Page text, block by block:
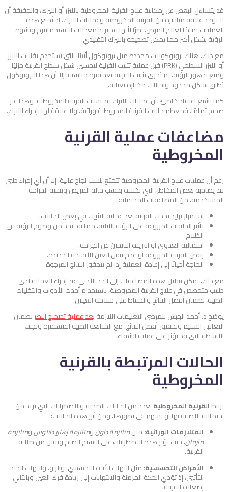
قد يتساءل البعض عن إمكانية علاج القرنية المخروطية بالليزر أو الليزك، والحقيقة أن
لا توجد علاقة مباشرة بين القرنية المخروطية وعمليات الليزك. إذ تُمنع هذه
العمليات تمامًا لعلاج المرض، نظرًا لأنها قد تزيد معدلات الاستجماتيزم وتشوه
الرؤية بشكل أكبر مما يمكن تصحيحه بالليزك التقليدي.
مع ذلك، هناك بروتوكولات محددة مثل بروتوكول أثينا، التي تستخدم تقنيات الليزر
أو الليزر السطحي (PRK) قبل عملية تثبيت القرنية لتحسين شكل سطح القرنية جزئيًا
ومنع تدهور الرؤية، ثم يُجرى تثبيت القرنية بعد فترة مناسبة. إلا أن هذا البروتوكول
يُطبق بشكل محدود وبحالات مختارة بعناية.
كما يشيع اعتقاد خاطئ بأن عمليات الليزك قد تسبب القرنية المخروطية، وهذا غير
صحيح تمامًا. فمعظم حالات القرنية المخروطية وراثية، ولا علاقة لها بإجراء الليزك.
مضاعفات عملية القرنية
المخروطية
رغم أن عمليات علاج القرنية المخروطية تتمتع بنسب نجاح عالية، إلا أن أي إجراء طبي
قد يصاحبه بعض المخاطر، التي تختلف بحسب حالة المريض وتقنية الجراحة
المستخدمة، من المضاعفات المحتملة:
استمرار تزايد تحدب القرنية بعد عملية التثبيت في بعض الحالات.
تأثير الحلقات المزروعة على الرؤية الليلية، مما قد يحد من وضوح الرؤية في
الظلام.
احتمالية العدوى أو النزيف الناتجين عن الجراحة.
رفض القرنية المزروعة أو عدم تقبل العين للأنسجة الجديدة.
الحاجة أحيانًا إلى إعادة العملية إذا لم تتحقق النتائج المرجوة.
مع ذلك، يمكن تقليل هذه المضاعفات إلى الحد الأدنى عند إجراء العملية لدى
طبيب متخصص في علاج القرنية المخروطية، باستخدام أحدث الأدوات والتقنيات
الطبية، لضمان أفضل النتائج والحفاظ على سلامة العينين.
يوضح د. أحمد الهبش للمرضى التعليمات اللازمة بعد عملية تصحيح النظر لضمان
التعافي السليم وتحقيق أفضل النتائج، مع المتابعة الطبية المستمرة وتجنب
الأنشطة التي قد تؤثر على عملية الشفاء.
الحالات المرتبطة بالقرنية
المخروطية
ترتبطالقرنية المخروطية بعدد من الحالات الصحية والاضطرابات التي تزيد من
احتمالية الإصابة بها أو تسهم في تطورها، ومن أبرز هذه الحالات:
المتلازمات الوراثية: مثلمتلازمة داونومتلازمة إهلرز دانلوسومتلازمة
مارفان، حيث تؤثر هذه الاضطرابات على النسيج الضام وتقلل من صلابة
القرنية.
الأمراض التحسسية: مثل التهاب الأنف التحسسي، والربو، والتهاب الجلد
التأتبي، إذ تؤدي الحكة المزمنة والالتهابات إلى زيادة فرك العين وبالتالي
إضعاف القرنية.